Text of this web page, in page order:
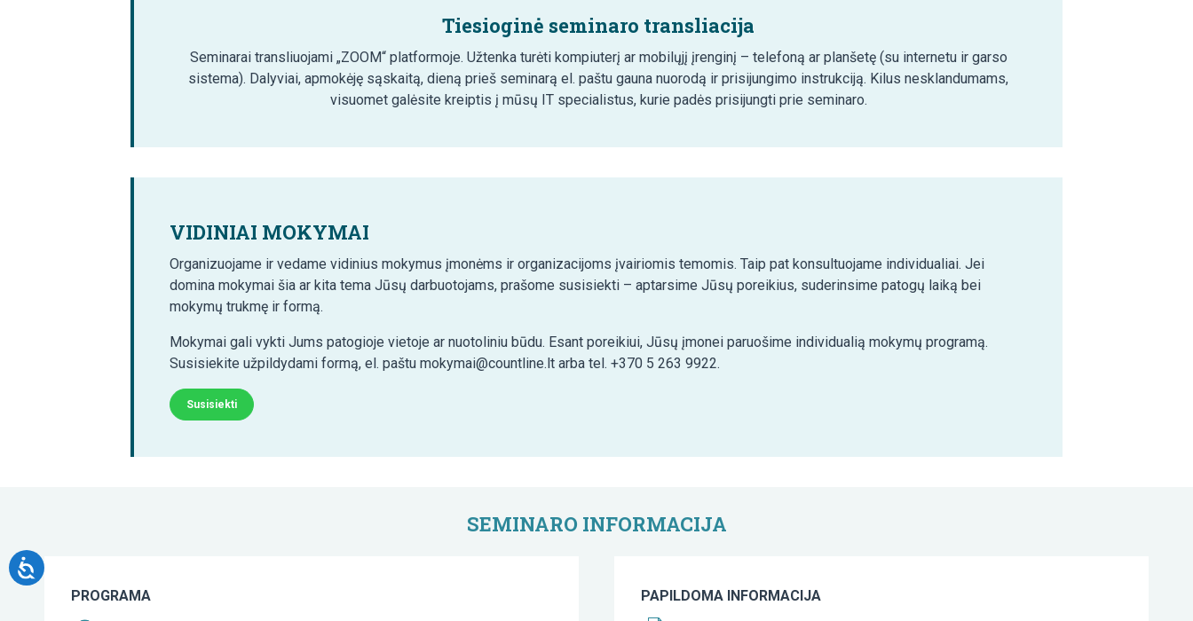
Tiesioginė seminaro transliacija
Seminarai transliuojami „ZOOM“ platformoje. Užtenka turėti kompiuterį ar mobilųjį įrenginį – telefoną ar planšetę (su internetu ir garso
sistema). Dalyviai, apmokėję sąskaitą, dieną prieš seminarą el. paštu gauna nuorodą ir prisijungimo instrukciją. Kilus nesklandumams,
visuomet galėsite kreiptis į mūsų IT specialistus, kurie padės prisijungti prie seminaro.
VIDINIAI MOKYMAI
Organizuojame ir vedame vidinius mokymus įmonėms ir organizacijoms įvairiomis temomis. Taip pat konsultuojame individualiai. Jei
domina mokymai šia ar kita tema Jūsų darbuotojams, prašome susisiekti – aptarsime Jūsų poreikius, suderinsime patogų laiką bei
mokymų trukmę ir formą.
Mokymai gali vykti Jums patogioje vietoje ar nuotoliniu būdu. Esant poreikiui, Jūsų įmonei paruošime individualią mokymų programą.
Susisiekite užpildydami formą, el. paštu mokymai@countline.lt arba tel. +370 5 263 9922.
Susisiekti
SEMINARO INFORMACIJA
PROGRAMA PAPILDOMA INFORMACIJA